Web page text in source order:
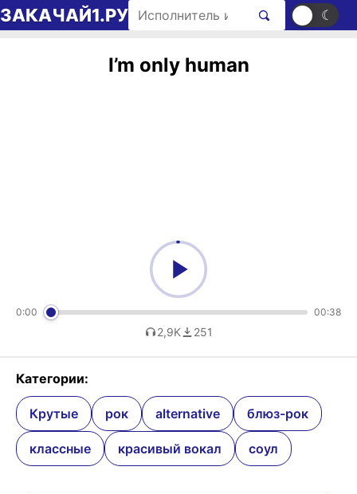
Перейти к содержимому
ЗАКАЧАЙ1.РУ Поиск рингтонов ☀ ☾
I’m only human
0:00 00:38
2,9K 251
Категории:
Крутые рок alternative блюз-рок
классные красивый вокал соул